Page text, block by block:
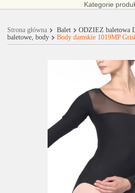
Kategorie
Strona główna Balet ODZIEŻ baletowa
baletowe, body
Body damskie 1019MP